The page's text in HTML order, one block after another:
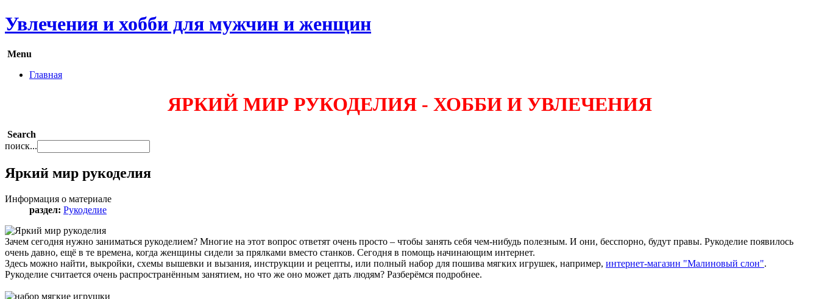
Увлечения и хобби для мужчин и женщин
Menu
Главная
ЯРКИЙ МИР РУКОДЕЛИЯ - ХОББИ И УВЛЕЧЕНИЯ
Search
поиск...
Яркий мир рукоделия
Информация о материале
раздел: Рукоделие
Зачем сегодня нужно заниматься рукоделием? Многие на этот вопрос ответят очень просто – чтобы занять себя чем-нибудь полезным. И они, бесспорно, будут правы. Рукоделие появилось
очень давно, ещё в те времена, когда женщины сидели за прялками вместо станков. Сегодня в помощь начинающим интернет.
Здесь можно найти, выкройки, схемы вышевки и вызания, инструкции и рецепты, или полный набор для пошива мягких игрушек, например, интернет-магазин "Малиновый слон".
Рукоделие считается очень распространённым занятием, но что же оно может дать людям? Разберёмся подробнее.